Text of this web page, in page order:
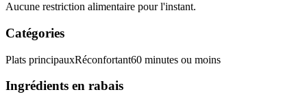
Aucune restriction alimentaire pour l'instant.
Catégories
Plats principauxRéconfortant60 minutes ou moins
Ingrédients en rabais